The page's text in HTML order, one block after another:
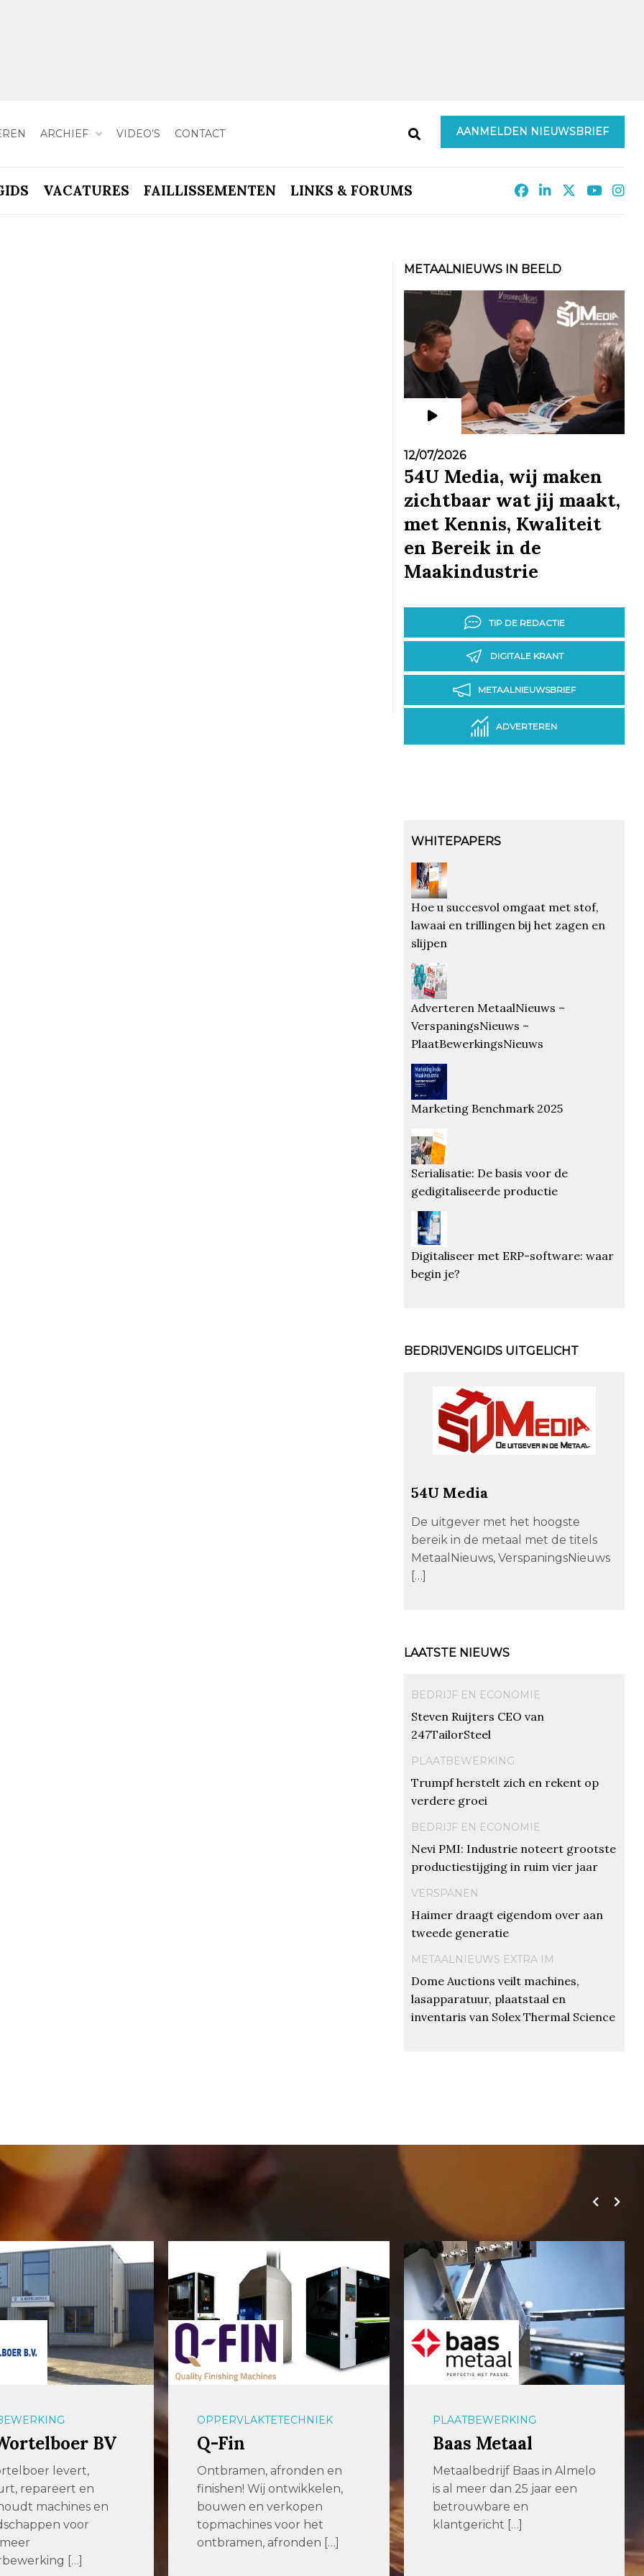
ARCHIEF VIDEO’S CONTACT AANMELDEN NIEUWSBRIEF
VACATURES FAILLISSEMENTEN LINKS & FORUMS
METAALNIEUWS IN BEELD
12/07/2026
54U Media, wij maken
zichtbaar wat jij maakt,
met Kennis, Kwaliteit
en Bereik in de
Maakindustrie
TIP DE REDACTIE
DIGITALE KRANT
METAALNIEUWSBRIEF
ADVERTEREN
WHITEPAPERS
Hoe u succesvol omgaat met stof,
lawaai en trillingen bij het zagen en
slijpen
Adverteren MetaalNieuws –
VerspaningsNieuws –
PlaatBewerkingsNieuws
Marketing Benchmark 2025
Serialisatie: De basis voor de
gedigitaliseerde productie
Digitaliseer met ERP-software: waar
begin je?
BEDRIJVENGIDS UITGELICHT
54U Media
De uitgever met het hoogste
bereik in de metaal met de titels
MetaalNieuws, VerspaningsNieuws
[…]
LAATSTE NIEUWS
BEDRIJF EN ECONOMIE
Steven Ruijters CEO van
247TailorSteel
PLAATBEWERKING
Trumpf herstelt zich en rekent op
verdere groei
BEDRIJF EN ECONOMIE
Nevi PMI: Industrie noteert grootste
productiestijging in ruim vier jaar
VERSPANEN
Haimer draagt eigendom over aan
tweede generatie
METAALNIEUWS EXTRA IM
Dome Auctions veilt machines,
lasapparatuur, plaatstaal en
inventaris van Solex Thermal Science
afronden en
Wij ontwikkelen,
en verkopen
voor het
afronden […]
PLAATBEWERKING
Baas Metaal
Metaalbedrijf Baas in Almelo
is al meer dan 25 jaar een
betrouwbare en
klantgericht […]
OPSLAGSYSTEMEN
aalbers|farina
Efficiënter produceren met
slimmere opslagsystemen
voor plaatwerk en
langgoed Enkele jaren